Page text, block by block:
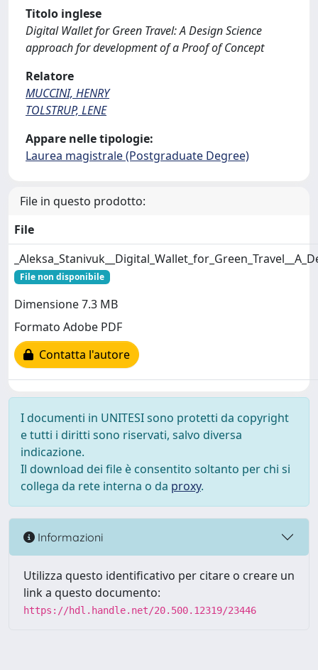
Titolo inglese
Digital Wallet for Green Travel: A Design Science
approach for development of a Proof of Concept
Relatore
MUCCINI, HENRY
TOLSTRUP, LENE
Appare nelle tipologie:
Laurea magistrale (Postgraduate Degree)
File in questo prodotto:
File
File non disponibile
Dimensione 7.3 MB
Formato Adobe PDF
Contatta l'autore
I documenti in UNITESI sono protetti da copyright
e tutti i diritti sono riservati, salvo diversa
indicazione.
Il download dei file è consentito soltanto per chi si
collega da rete interna o da proxy.
Informazioni
Utilizza questo identificativo per citare o creare un
link a questo documento:
https://hdl.handle.net/20.500.12319/23446